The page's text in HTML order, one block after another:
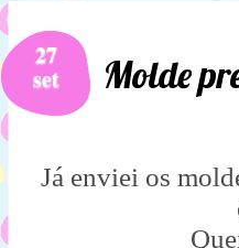
27
set Molde
Já enviei os